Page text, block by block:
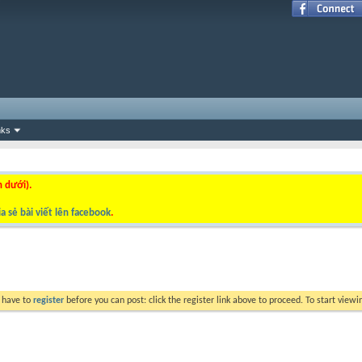
dưới).
sẻ bài viết lên facebook.
to register before you can post: click the register link above to proceed. To start